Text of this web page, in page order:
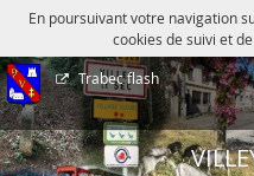
En poursuivant votre navigation
cookies de suivi et
Trabec flash